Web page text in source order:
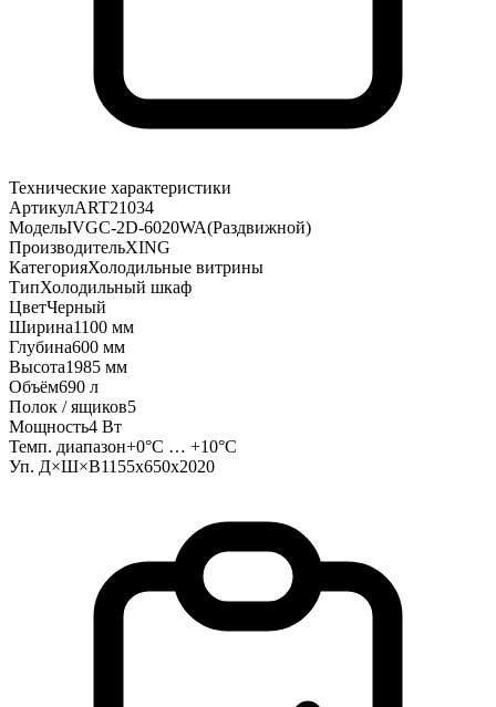
Технические характеристики
АртикулART21034
МодельIVGC-2D-6020WA(Раздвижной)
ПроизводительXING
КатегорияХолодильные витрины
ТипХолодильный шкаф
ЦветЧерный
Ширина1100 мм
Глубина600 мм
Высота1985 мм
Объём690 л
Полок / ящиков5
Мощность4 Вт
Темп. диапазон+0°C … +10°C
Уп. Д×Ш×В1155x650x2020